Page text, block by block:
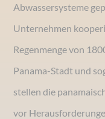
Abwassersysteme
Unternehmen
Regenmenge von
Panama-Stadt und
stellen die
vor